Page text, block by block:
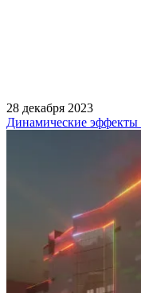
28 декабря 2023
Динамические эффекты